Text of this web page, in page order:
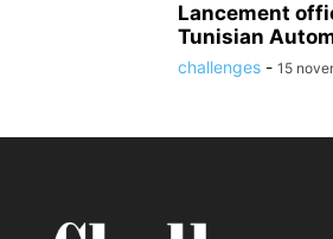
Lancement
Tunisian
challenges - 15